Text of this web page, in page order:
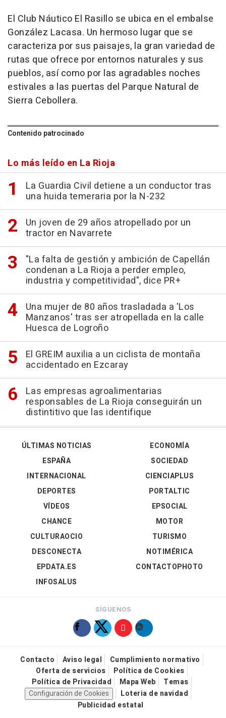
El Club Náutico El Rasillo se ubica en el embalse
González Lacasa. Un hermoso lugar que se
caracteriza por sus paisajes, la gran variedad de
rutas que ofrece por entornos naturales y sus
pueblos, así como por las agradables noches
estivales a las puertas del Parque Natural de
Sierra Cebollera.
Contenido patrocinado
Lo más leído en La Rioja
La Guardia Civil detiene a un conductor tras
una huida temeraria por la N-232
Un joven de 29 años atropellado por un
tractor en Navarrete
"La falta de gestión y ambición de Capellán
condenan a La Rioja a perder empleo,
industria y competitividad", dice PR+
Una mujer de 80 años trasladada a 'Los
Manzanos' tras ser atropellada en la calle
Huesca de Logroño
El GREIM auxilia a un ciclista de montaña
accidentado en Ezcaray
Las empresas agroalimentarias
responsables de La Rioja conseguirán un
distintitivo que las identifique
ÚLTIMAS NOTICIAS
ESPAÑA
INTERNACIONAL
DEPORTES
VÍDEOS
ECONOMÍA
SOCIEDAD
CIENCIAPLUS
PORTALTIC
EPSOCIAL
CHANCE
CULTURAOCIO
DESCONECTA
EPDATA.ES
INFOSALUS
MOTOR
TURISMO
NOTIMÉRICA
CONTACTOPHOTO
SÍGUENOS
Contacto Aviso legal
Cumplimiento normativo
Oferta de servicios
Política de Cookies
Política de Privacidad
Mapa Web
Temas
Configuración de Cookies
Loteria de navidad
Publicidad estatal